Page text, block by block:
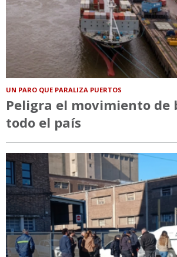
UN PARO QUE PARALIZA PUERTOS
Peligra el movimiento de
todo el país